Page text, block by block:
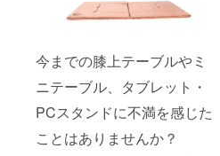
今までの膝上テーブルやミ
ニテーブル、タブレット・
PCスタンドに不満を感じた
ことはありませんか？